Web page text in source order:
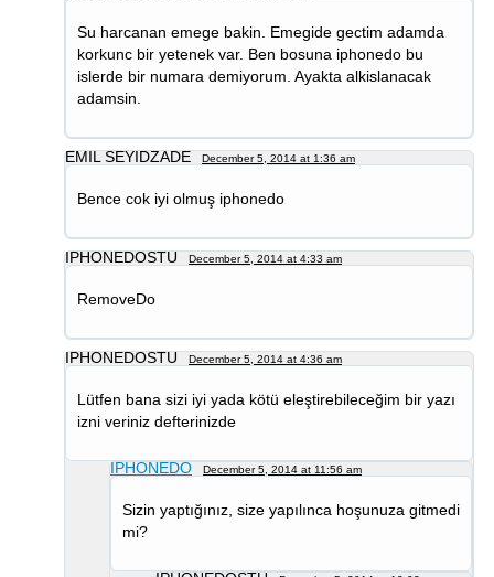
Su harcanan emege bakin. Emegide gectim adamda
korkunc bir yetenek var. Ben bosuna iphonedo bu
islerde bir numara demiyorum. Ayakta alkislanacak
adamsin.
EMIL SEYIDZADE December 5, 2014 at 1:36 am
Bence cok iyi olmuş iphonedo
IPHONEDOSTU December 5, 2014 at 4:33 am
RemoveDo
IPHONEDOSTU December 5, 2014 at 4:36 am
Lütfen bana sizi iyi yada kötü eleştirebileceğim bir yazı
izni veriniz defterinizde
IPHONEDO December 5, 2014 at 11:56 am
Sizin yaptığınız, size yapılınca hoşunuza gitmedi
mi?